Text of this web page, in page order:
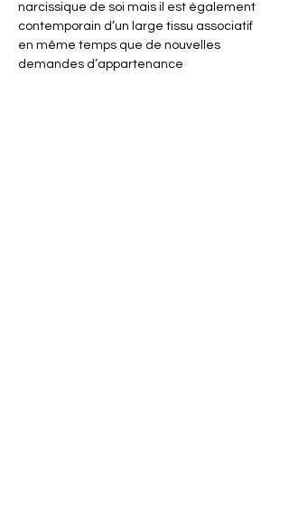
narcissique de soi mais il est également
contemporain d’un large tissu associatif
en même temps que de nouvelles
demandes d’appartenance